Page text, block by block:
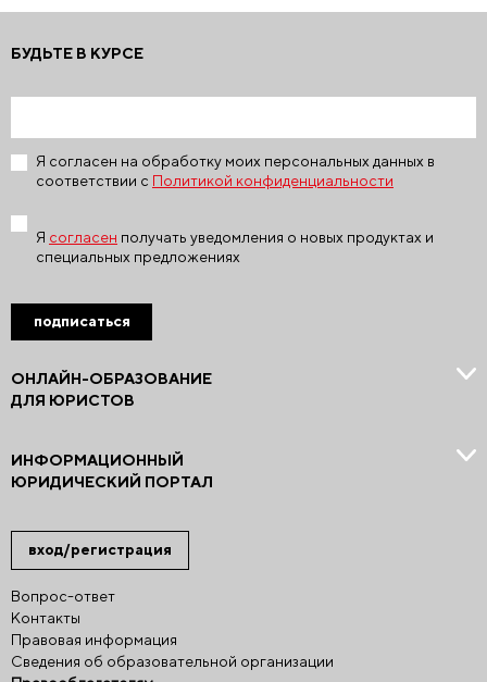
вход/регистрация
Вопрос-ответ
Контакты
Правовая информация
Сведения об образовательной организации
ОНЛАЙН-ОБРАЗОВАНИЕ
ДЛЯ ЮРИСТОВ
ИНФОРМАЦИОННЫЙ
ЮРИДИЧЕСКИЙ ПОРТАЛ
БУДЬТЕ В КУРСЕ
Я согласен на обработку моих персональных данных в
соответствии с Политикой конфиденциальности
Я согласен получать уведомления о новых продуктах и
специальных предложениях
подписаться